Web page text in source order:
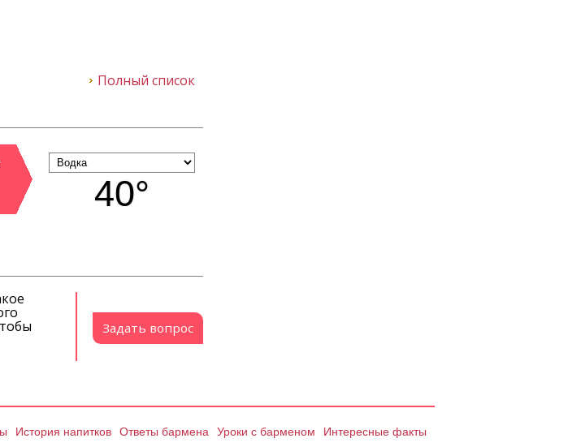
Полный список
40°
Задать вопрос
История напитков Ответы бармена Уроки с барменом Интересные факты